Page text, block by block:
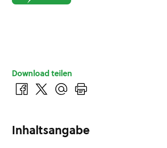
Download teilen
Inhaltsangabe